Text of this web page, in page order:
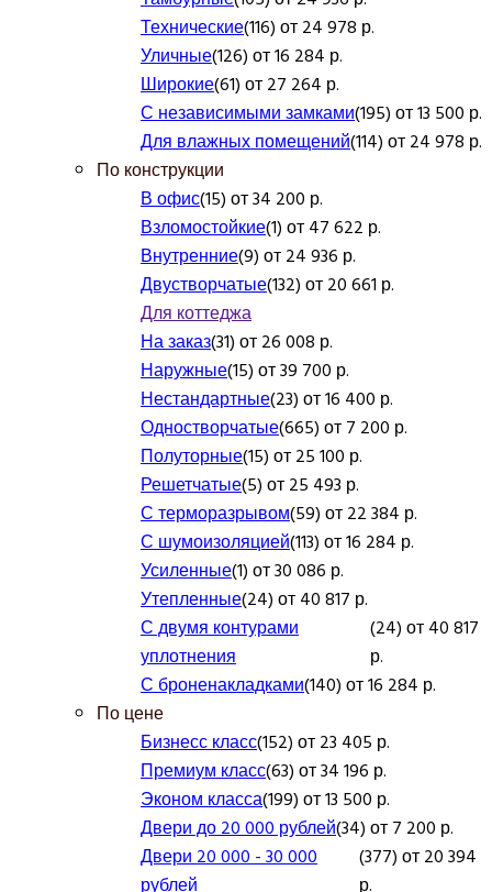
Технические(116) от 24 978 р.
Уличные(126) от 16 284 р.
Широкие(61) от 27 264 р.
С независимыми замками(195) от 13 500 р.
Для влажных помещений(114) от 24 978 р.
По конструкции
В офис(15) от 34 200 р.
Взломостойкие(1) от 47 622 р.
Внутренние(9) от 24 936 р.
Двустворчатые(132) от 20 661 р.
Для коттеджа
На заказ(31) от 26 008 р.
Наружные(15) от 39 700 р.
Нестандартные(23) от 16 400 р.
Одностворчатые(665) от 7 200 р.
Полуторные(15) от 25 100 р.
Решетчатые(5) от 25 493 р.
С терморазрывом(59) от 22 384 р.
С шумоизоляцией(113) от 16 284 р.
Усиленные(1) от 30 086 р.
Утепленные(24) от 40 817 р.
С двумя контурами
уплотнения
(24) от 40 817
р.
С броненакладками(140) от 16 284 р.
По цене
Бизнесс класс(152) от 23 405 р.
Премиум класс(63) от 34 196 р.
Эконом класса(199) от 13 500 р.
Двери до 20 000 рублей(34) от 7 200 р.
Двери 20 000 - 30 000
рублей
(377) от 20 394
р.